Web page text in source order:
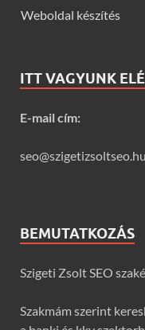
Weboldal készítés
ITT VAGYUNK
E-mail cím:
seo@szigetizsoltseo.hu
BEMUTATKOZÁS
Szigeti Zsolt SEO
Szakmám szerint